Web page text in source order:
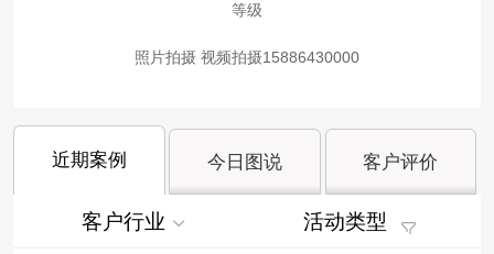
等级
照片拍摄 视频拍摄15886430000
近期案例 今日图说 客户评价
客户行业 活动类型